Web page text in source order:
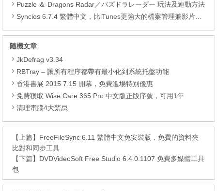
Puzzle ＆ Dragons Radar／パズドラレーダー 玩法及連動方法
Syncios 6.7.4 繁體中文，比iTunes更強大的檔案管理兼影片轉檔工具
隨機文章
JkDefrag v3.34
RBTray – 讓所有程序都帶有最小化到系統托盤功能
香港書展 2015 7.15 開幕，免費進場特別優惠
免費獲取 Wise Care 365 Pro 中文版正版序號，可用1年
清理電腦4大禁忌
【上篇】 FreeFileSync 6.11 繁體中文免安裝版，免費的資料夾
比對和同步工具
【下篇】 DVDVideoSoft Free Studio 6.4.0.1107 免費多媒體工具
包